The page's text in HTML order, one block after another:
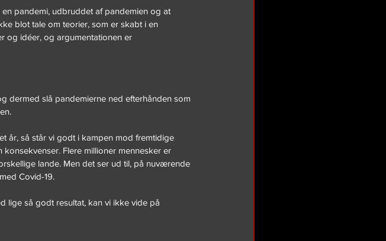
pandemi, udbruddet af pandemien og at
blot tale om teorier, som er skabt i en
og idéer, og argumentationen er
dermed slå pandemierne ned efterhånden som
år, så står vi godt i kampen mod fremtidige
Flere millioner mennesker er
lande. Men det ser ud til, på nuværende
Covid-19.
lige så godt resultat, kan vi ikke vide på